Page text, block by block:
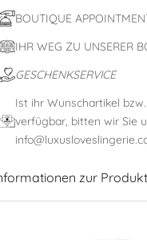
BOUTIQUE
IHR WEG ZU UNSERER
GESCHENKSERVICE
Ist ihr Wunschartikel
verfügbar, bitten wir Sie
zur